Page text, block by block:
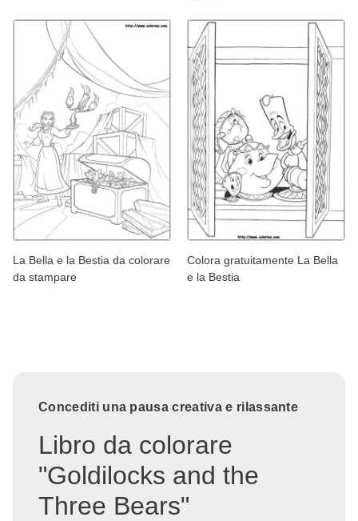
La Bella e la Bestia da colorare
da stampare
Colora gratuitamente La Bella
e la Bestia
Concediti una pausa creativa e rilassante
Libro da colorare
"Goldilocks and the
Three Bears"